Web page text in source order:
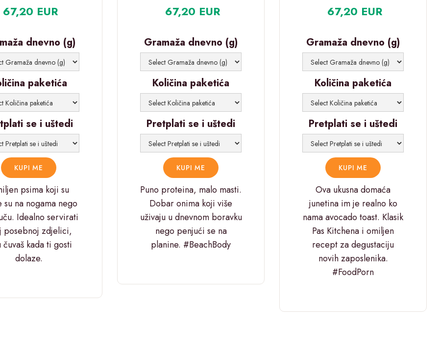
67,20 EUR
psima koji su
su na nogama nego
Idealno servirati
posebnoj zdjelici,
čuvaš kada ti gosti
dolaze.
dnevno (g)
paketića
se i uštedi
67,20 EUR
Puno proteina, malo masti.
Dobar onima koji više
uživaju u dnevnom boravku
nego penjući se na
planine. #BeachBody
Gramaža dnevno (g)
Količina paketića
Pretplati se i uštedi
67,20 EUR
Ova ukusna domaća
junetina im je realno ko
nama avocado toast. Klasik
Pas Kitchena i omiljen
recept za degustaciju
novih zaposlenika.
#FoodPorn
Gramaža dnevno (g)
Količina paketića
Pretplati se i uštedi